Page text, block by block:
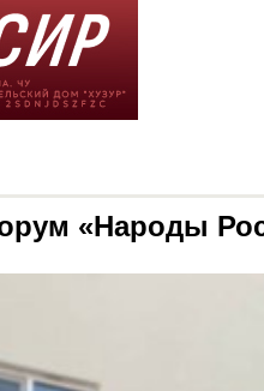
«Народы